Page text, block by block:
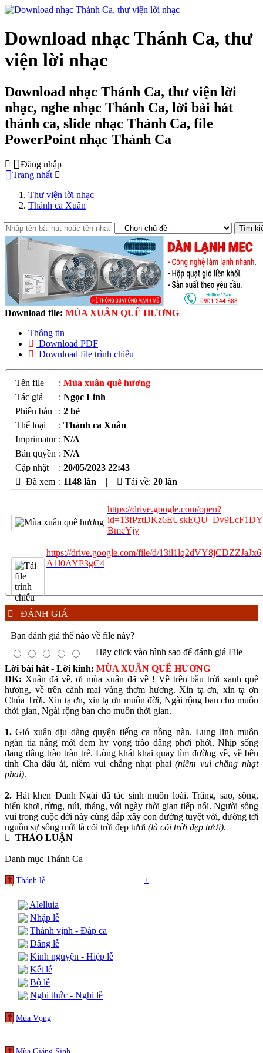
Download nhạc Thánh Ca, thư
viện lời nhạc
Download nhạc Thánh Ca, thư viện lời
nhạc, nghe nhạc Thánh Ca, lời bài hát
thánh ca, slide nhạc Thánh Ca, file
PowerPoint nhạc Thánh Ca
Đăng nhập
Trang nhất
Thư viện lời nhạc
Thánh ca Xuân
Download file: MÙA XUÂN QUÊ HƯƠNG
Thông tin
Download PDF
Download file trình chiếu
Tên file : Mùa xuân quê hương
Tác giả
: Ngọc Linh
Phiên bản
: 2 bè
Thể loại
: Thánh ca Xuân
Imprimatur : N/A
Bản quyền : N/A
Cập nhật
: 20/05/2023 22:43
Đã xem : 1148 lần | Tải về: 20 lần
https://drive.google.com/open?
id=13fPztDKz6EUskEQU_Dv9LcF1DY
BmcYjy
https://drive.google.com/file/d/13il1lq2dVY8jCDZZJaJx6
A1l0AYP3gC4
ĐÁNH GIÁ
Bạn đánh giá thế nào về file này?
Hãy click vào hình sao để đánh giá File
Lời bài hát - Lời kinh: MÙA XUÂN QUÊ HƯƠNG
ĐK: Xuân đã về, ơi mùa xuân đã về ! Về trên bầu trời xanh quê
hương, về trên cành mai vàng thơm hương. Xin tạ ơn, xin tạ ơn
Chúa Trời. Xin tạ ơn, xin tạ ơn muôn đời, Ngài rộng ban cho muôn
thời gian, Ngài rộng ban cho muôn thời gian.
1.Gió xuân dịu dàng quyện tiếng ca nồng nàn. Lung linh muôn
ngàn tia nắng mới đem hy vọng trào dâng phơi phới. Nhịp sống
đang dâng trào tràn trề. Lòng khát khai quay tìm đường về, về bên
tình Cha dấu ái, niềm vui chẳng nhạt phai(niềm vui chẳng nhạt
phai).
2. Hát khen Danh Ngài đã tác sinh muôn loài. Trăng, sao, sông,
biển khơi, rừng, núi, tháng, với ngày thời gian tiếp nối. Người sống
vui trong cuộc đời này cùng đắp xây con đường tuyệt vời, đường tới
nguồn sự sống mới là cõi trời đẹp tươi (là cõi trời đẹp tươi).
THẢO LUẬN
Danh mục Thánh Ca
Thánh lễ +
Alelluia
Nhập lễ
Thánh vịnh - Đáp ca
Dâng lễ
Kinh nguyện - Hiệp lễ
Kết lễ
Bộ lễ
Nghi thức - Nghi lễ
Mùa Vọng